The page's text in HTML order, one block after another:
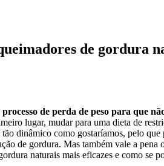
de gordura
de perda de peso para que
lugar, mudar para uma dieta de
dinâmico como gostaríamos, pelo
de gordura. Mas também vale a
naturais mais eficazes e como se